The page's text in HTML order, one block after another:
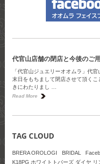
代官山店舗の閉店と今後のご
「代官山ジュエリーオオムラ」代
末日をもちまして閉店させて頂く
きにわたりまし …
Read More
TAG CLOUD
BRERA OROLOGI BRIDAL
K18PG ホワイトトパーズ ダイヤ リ